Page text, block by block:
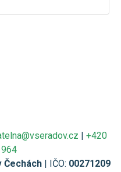
| +420
Čechách| IČO: 00271209